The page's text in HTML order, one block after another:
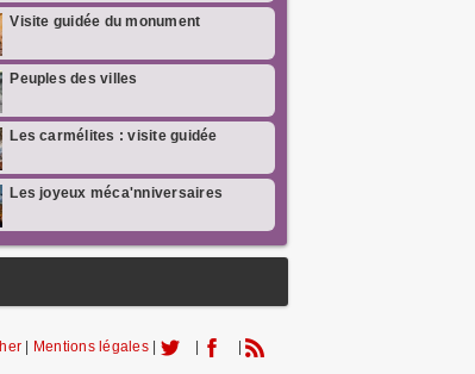
Visite guidée du monument
Peuples des villes
Les carmélites : visite guidée
Les joyeux méca'nniversaires
Mentions légales|